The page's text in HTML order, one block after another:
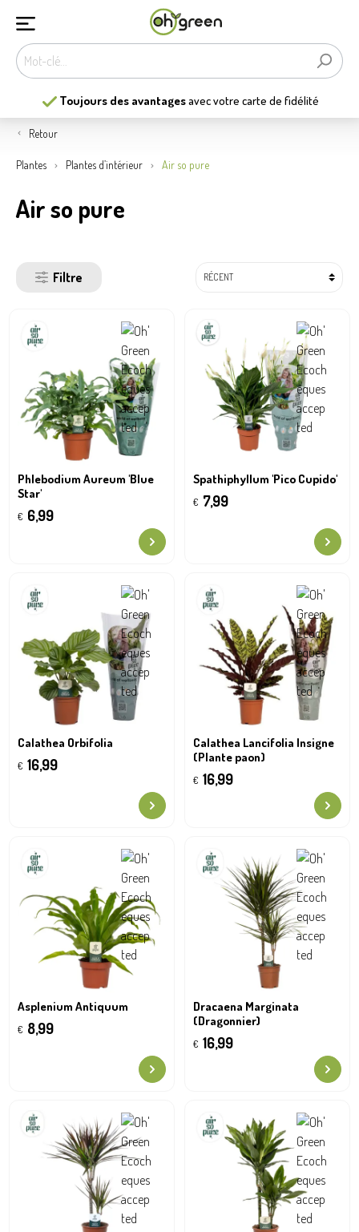
Les13plus belles jardineriesde Belgique
Retour
Plantes Plantes d’intérieur Air so pure
Air so pure
Filtre
Phlebodium Aureum 'Blue
Star'
€ 6,99
Spathiphyllum 'Pico Cupido'
€ 7,99
Calathea Orbifolia
€ 16,99
Calathea Lancifolia Insigne
(Plante paon)
€ 16,99
Asplenium Antiquum
€ 8,99
Dracaena Marginata
(Dragonnier)
€ 16,99